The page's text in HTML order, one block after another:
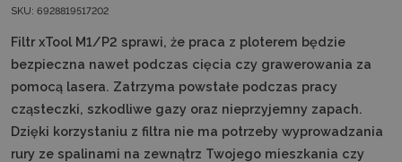
SKU: 6928819517202
Filtr xTool M1/P2 sprawi, że praca z ploterem będzie
bezpieczna nawet podczas cięcia czy grawerowania za
pomocą lasera. Zatrzyma powstałe podczas pracy
cząsteczki, szkodliwe gazy oraz nieprzyjemny zapach.
Dzięki korzystaniu z filtra nie ma potrzeby wyprowadzania
rury ze spalinami na zewnątrz Twojego mieszkania czy